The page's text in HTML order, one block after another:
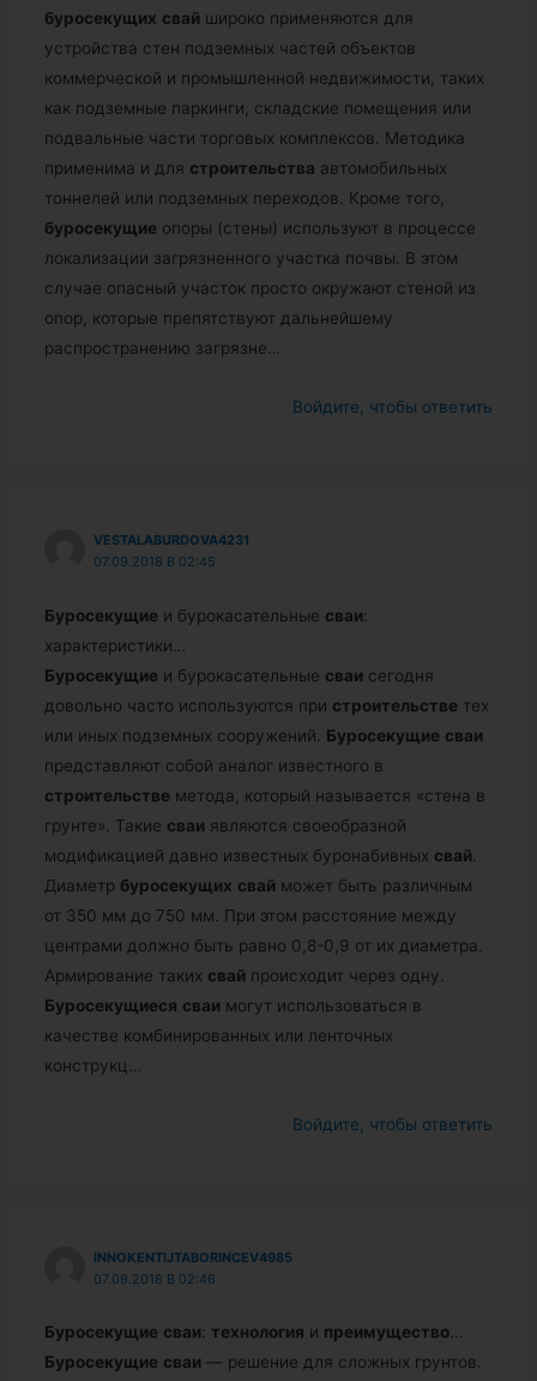
буросекущих свай широко применяются для
устройства стен подземных частей объектов
коммерческой и промышленной недвижимости, таких
как подземные паркинги, складские помещения или
подвальные части торговых комплексов. Методика
применима и для строительства автомобильных
тоннелей или подземных переходов. Кроме того,
буросекущие опоры (стены) используют в процессе
локализации загрязненного участка почвы. В этом
случае опасный участок просто окружают стеной из
опор, которые препятствуют дальнейшему
распространению загрязне…
Войдите, чтобы ответить
VESTALABURDOVA4231
07.09.2018 В 02:45
Буросекущие и бурокасательные сваи:
характеристики…
Буросекущие и бурокасательные сваи сегодня
довольно часто используются при строительстве тех
или иных подземных сооружений. Буросекущие сваи
представляют собой аналог известного в
строительстве метода, который называется «стена в
грунте». Такие сваи являются своеобразной
модификацией давно известных буронабивных свай
Диаметр буросекущих свай может быть различным
от 350 мм до 750 мм. При этом расстояние между
центрами должно быть равно 0,8-0,9 от их диаметра.
Армирование таких свай происходит через одну.
Буросекущиеся сваи могут использоваться в
качестве комбинированных или ленточных
конструкц…
Войдите, чтобы ответить
INNOKENTIJTABORINCEV4985
07.09.2018 В 02:46
Буросекущие сваи: технология и преимущество…
Буросекущие сваи — решение для сложных грунтов.